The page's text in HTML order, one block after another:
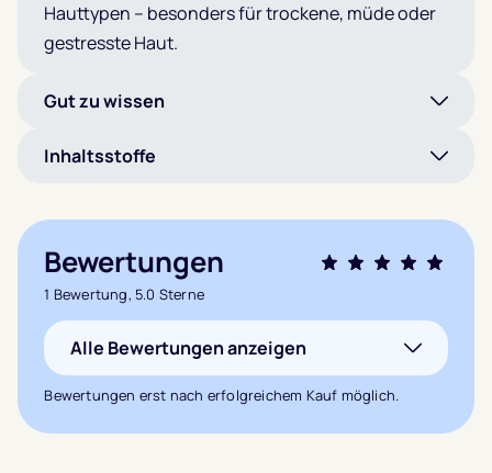
Hauttypen – besonders für trockene, müde oder
gestresste Haut.
Gut zu wissen
Inhaltsstoffe
Bewertungen
5.0von 5,
basierend auf
Kundenbewertung
1 Bewertung, 5.0 Sterne
Alle Bewertungen anzeigen
Bewertungen erst nach erfolgreichem Kauf möglich.